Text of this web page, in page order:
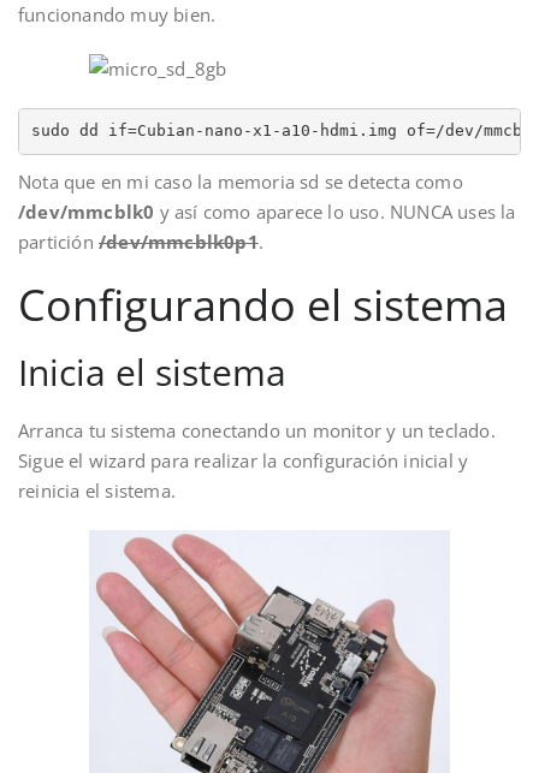
funcionando muy bien.
sudo dd if=Cubian-nano-x1-a10-hdmi.img of=/dev/
Nota que en mi caso la memoria sd se detecta como
/dev/mmcblk0 y así como aparece lo uso. NUNCA uses la
partición /dev/mmcblk0p1.
Configurando el sistema
Inicia el sistema
Arranca tu sistema conectando un monitor y un teclado.
Sigue el wizard para realizar la configuración inicial y
reinicia el sistema.